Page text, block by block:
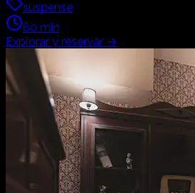
suspense
60 min
Explorar y reservar →